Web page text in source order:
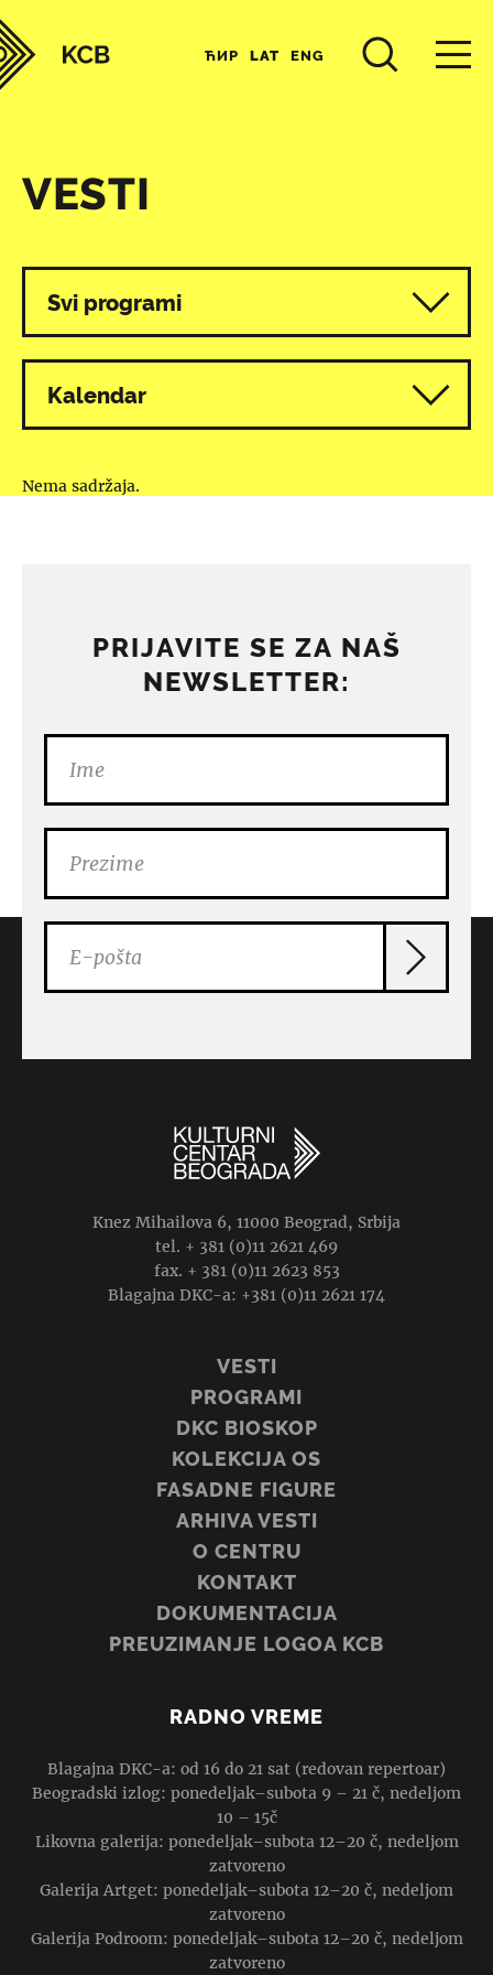
ЋИР LAT ENG
VESTI
Svi programi
Kalendar
Nema sadržaja.
PRIJAVITE SE ZA NAŠ
NEWSLETTER:
Knez Mihailova 6, 11000 Beograd, Srbija
tel. + 381 (0)11 2621 469
fax. + 381 (0)11 2623 853
Blagajna DKC-a: +381 (0)11 2621 174
VESTI
PROGRAMI
DKC BIOSKOP
KOLEKCIJA OS
FASADNE FIGURE
ARHIVA VESTI
O CENTRU
KONTAKT
DOKUMENTACIJA
PREUZIMANJE LOGOA KCB
RADNO VREME
Blagajna DKC-a: od 16 do 21 sat (redovan repertoar)
Beogradski izlog: ponedeljak–subota 9 – 21 č, nedeljom
10 – 15č
Likovna galerija: ponedeljak–subota 12–20 č, nedeljom
zatvoreno
Galerija Artget: ponedeljak–subota 12–20 č, nedeljom
zatvoreno
Galerija Podroom: ponedeljak–subota 12–20 č, nedeljom
zatvoreno